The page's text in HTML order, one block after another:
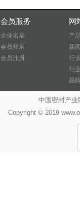
会员服务
企业名录
会员登录
会员注册
网
产
新
行
行
品
中国密封产业
Copyright © 2019